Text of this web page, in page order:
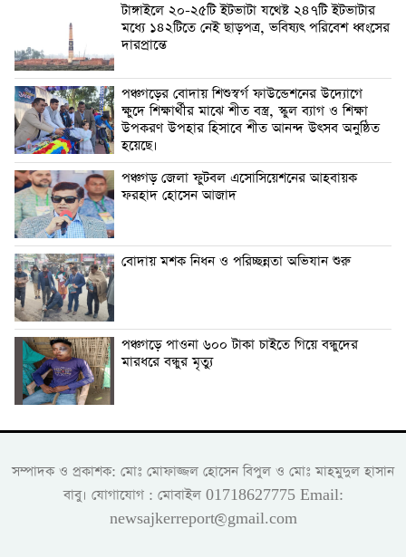
টাঙ্গাইলে ২০-২৫টি ইটভাটা যথেষ্ট ২৪৭টি ইটভাটার
মধ্যে ১৪২টিতে নেই ছাড়পত্র, ভবিষ্যৎ পরিবেশ ধ্বংসের
দারপ্রান্তে
পঞ্চগড়ের বোদায় শিশুস্বর্গ ফাউন্ডেশনের উদ্যোগে
ক্ষুদে শিক্ষার্থীর মাঝে শীত বস্ত্র, স্কুল ব্যাগ ও শিক্ষা
উপকরণ উপহার হিসাবে শীত আনন্দ উৎসব অনুষ্ঠিত
হয়েছে।
পঞ্চগড় জেলা ফুটবল এসোসিয়েশনের আহবায়ক
ফরহাদ হোসেন আজাদ
বোদায় মশক নিধন ও পরিচ্ছন্নতা অভিযান শুরু
পঞ্চগড়ে পাওনা ৬০০ টাকা চাইতে গিয়ে বন্ধুদের
মারধরে বন্ধুর মৃত্যু
সম্পাদক ও প্রকাশক: মোঃ মোফাজ্জল হোসেন বিপুল ও মোঃ মাহমুদুল হাসান
বাবু। যোগাযোগ : মোবাইল 01718627775 Email:
newsajkerreport@gmail.com